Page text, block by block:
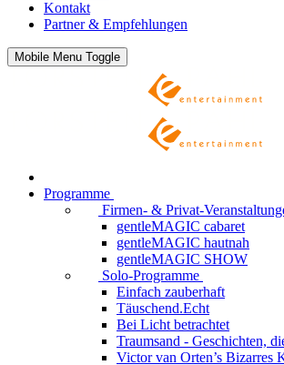
Kontakt
Partner & Empfehlungen
Mobile Menu Toggle
Programme
Firmen- & Privat-
gentleMAGIC cabaret
gentleMAGIC hautnah
gentleMAGIC SHOW
Solo-Programme
Einfach zauberhaft
Täuschend.Echt
Bei Licht betrachtet
Traumsand - Geschichten,
Victor van Orten’s Bizarres